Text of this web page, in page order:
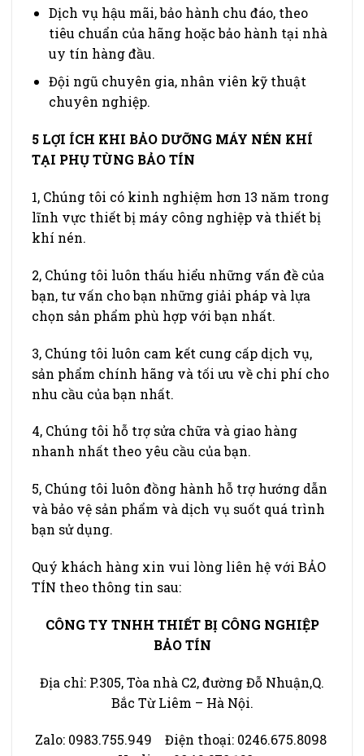
Dịch vụ hậu mãi, bảo hành chu đáo, theo
tiêu chuẩn của hãng hoặc bảo hành tại nhà
uy tín hàng đầu.
Đội ngũ chuyên gia, nhân viên kỹ thuật
chuyên nghiệp.
5 LỢI ÍCH KHI BẢO DƯỠNG MÁY NÉN KHÍ
TẠI PHỤ TÙNG BẢO TÍN
1, Chúng tôi có kinh nghiệm hơn 13 năm trong
lĩnh vực thiết bị máy công nghiệp và thiết bị
khí nén.
2, Chúng tôi luôn thấu hiểu những vấn đề của
bạn, tư vấn cho bạn những giải pháp và lựa
chọn sản phẩm phù hợp với bạn nhất.
3, Chúng tôi luôn cam kết cung cấp dịch vụ,
sản phẩm chính hãng và tối ưu về chi phí cho
nhu cầu của bạn nhất.
4, Chúng tôi hỗ trợ sửa chữa và giao hàng
nhanh nhất theo yêu cầu của bạn.
5, Chúng tôi luôn đồng hành hỗ trợ hướng dẫn
và bảo vệ sản phẩm và dịch vụ suốt quá trình
bạn sử dụng.
Quý khách hàng xin vui lòng liên hệ với BẢO
TÍN theo thông tin sau:
CÔNG TY TNHH THIẾT BỊ CÔNG NGHIỆP
BẢO TÍN
Địa chỉ: P.305, Tòa nhà C2, đường Đỗ Nhuận,Q.
Bắc Từ Liêm – Hà Nội.
Zalo: 0983.755.949 Điện thoại: 0246.675.8098